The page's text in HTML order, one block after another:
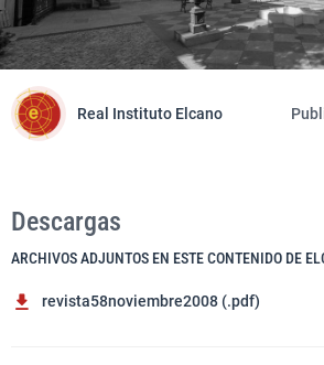
Real Instituto Elcano
Descargas
ARCHIVOS ADJUNTOS EN ESTE CONTENIDO DE
revista58noviembre2008 (.pdf)